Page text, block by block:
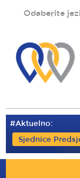
sadržaj
Odaberite
#Aktuelno:
Sjednice